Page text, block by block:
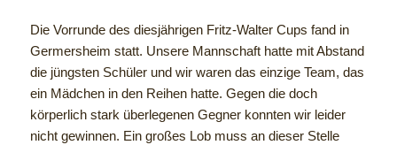
Die Vorrunde des diesjährigen Fritz-Walter Cups fand in
Germersheim statt. Unsere Mannschaft hatte mit Abstand
die jüngsten Schüler und wir waren das einzige Team, das
ein Mädchen in den Reihen hatte. Gegen die doch
körperlich stark überlegenen Gegner konnten wir leider
nicht gewinnen. Ein großes Lob muss an dieser Stelle